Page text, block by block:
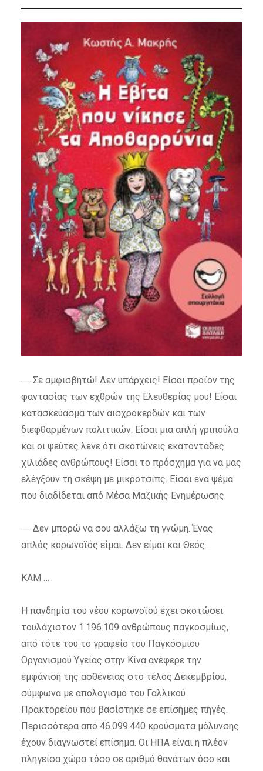
― Σε αμφισβητώ! Δεν υπάρχεις! Είσαι προϊόν της
φαντασίας των εχθρών της Ελευθερίας μου! Είσαι
κατασκεύασμα των αισχροκερδών και των
διεφθαρμένων πολιτικών. Είσαι μια απλή γριπούλα
και οι ψεύτες λένε ότι σκοτώνεις εκατοντάδες
χιλιάδες ανθρώπους! Είσαι το πρόσχημα για να μας
ελέγξουν τη σκέψη με μικροτσίπς. Είσαι ένα ψέμα
που διαδίδεται από Μέσα Μαζικής Ενημέρωσης.
― Δεν μπορώ να σου αλλάξω τη γνώμη. Ένας
απλός κορωνοϊός είμαι. Δεν είμαι και Θεός…
ΚΑΜ …
Η πανδημία του νέου κορωνοϊού έχει σκοτώσει
τουλάχιστον 1.196.109 ανθρώπους παγκοσμίως,
από τότε του το γραφείο του Παγκόσμιου
Οργανισμού Υγείας στην Κίνα ανέφερε την
εμφάνιση της ασθένειας στο τέλος Δεκεμβρίου,
σύμφωνα με απολογισμό του Γαλλικού
Πρακτορείου που βασίστηκε σε επίσημες πηγές.
Περισσότερα από 46.099.440 κρούσματα μόλυνσης
έχουν διαγνωστεί επίσημα. Οι ΗΠΑ είναι η πλέον
πληγείσα χώρα τόσο σε αριθμό θανάτων όσο και